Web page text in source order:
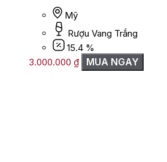
Mỹ
Rượu Vang Trắng
15.4 %
3.000.000 ₫ MUA NGAY